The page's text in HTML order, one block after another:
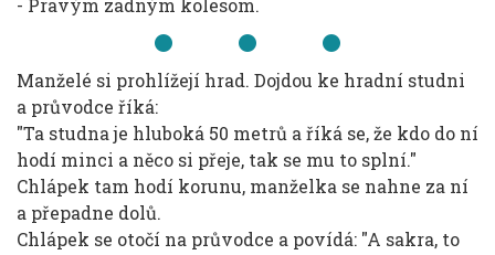
- Pravým zadným kolesom.
Manželé si prohlížejí hrad. Dojdou ke hradní studni
a průvodce říká:
"Ta studna je hluboká 50 metrů a říká se, že kdo do ní
hodí minci a něco si přeje, tak se mu to splní."
Chlápek tam hodí korunu, manželka se nahne za ní
a přepadne dolů.
Chlápek se otočí na průvodce a povídá: "A sakra, to